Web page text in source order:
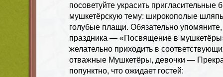
посоветуйте украсить пригласительные
мушкетёрскую тему: широкополые
голубые плащи. Обязательно упомяните,
праздника — «Посвящение в
желательно приходить в
отважные Мушкетёры, девочки —
попунктно, что ожидает гостей: